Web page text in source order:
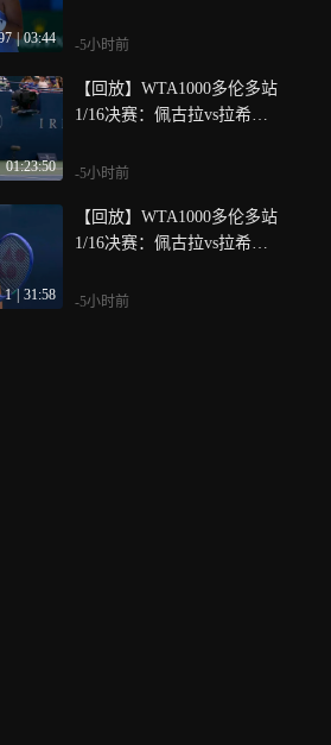
| 03:44 -5小时前
01:23:50
【回放】WTA1000多伦多站
1/16决赛：佩古拉vs拉希莫
-5小时前
1 | 31:58
【回放】WTA1000多伦多站
1/16决赛：佩古拉vs拉希莫
-5小时前